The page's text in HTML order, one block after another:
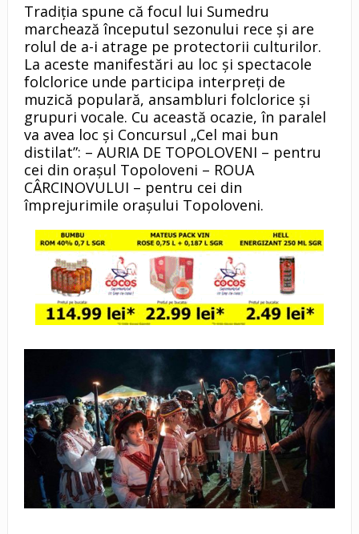
Tradiţia spune că focul lui Sumedru
marchează începutul sezonului rece şi are
rolul de a-i atrage pe protectorii culturilor.
La aceste manifestări au loc şi spectacole
folclorice unde participa interpreți de
muzică populară, ansambluri folclorice și
grupuri vocale. Cu această ocazie, în paralel
va avea loc și Concursul „Cel mai bun
distilat”: – AURIA DE TOPOLOVENI – pentru
cei din orașul Topoloveni – ROUA
CÂRCINOVULUI – pentru cei din
împrejurimile orașului Topoloveni.